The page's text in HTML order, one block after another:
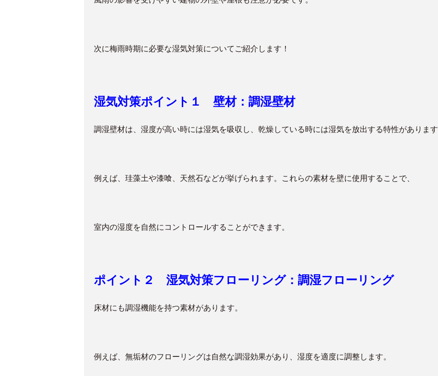
次に梅雨時期に必要な湿気対策についてご紹介します！
湿気対策ポイント１ 壁材：調湿壁材
調湿壁材は、湿度が高い時には湿気を吸収し、乾燥している時には湿気を放出する特性がありま
例えば、珪藻土や漆喰、天然石などが挙げられます。これらの素材を壁に使用することで、
室内の湿度を自然にコントロールすることができます。
ポイント２ 湿気対策フローリング：調湿フローリング
床材にも調湿機能を持つ素材があります。
例えば、無垢材のフローリングは自然な調湿効果があり、湿度を適度に調整します。